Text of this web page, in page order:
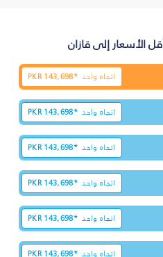
الأسعار إلى قازان
اتجاه واحد PKR 143,698*
اتجاه واحد PKR 143,698*
اتجاه واحد PKR 143,698*
اتجاه واحد PKR 143,698*
اتجاه واحد PKR 143,698*
اتجاه واحد PKR 143,698*